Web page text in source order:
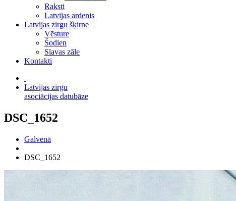
Raksti
Latvijas ardenis
Latvijas zirgu šķirne
Vēsture
Šodien
Slavas zāle
Kontakti
Latvijas zirgu
asociācijas datubāze
DSC_1652
Galvenā
DSC_1652